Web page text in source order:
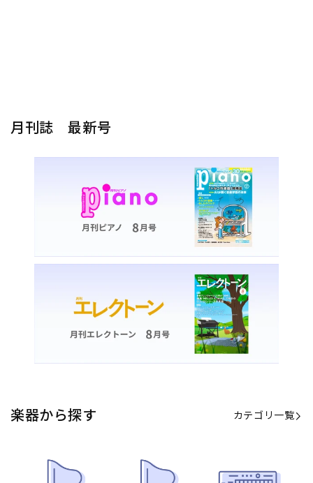
月刊誌 最新号
楽器から探す カテゴリ一覧